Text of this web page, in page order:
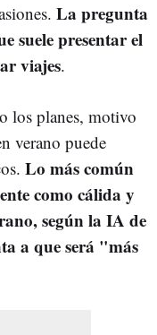
La pregunta
suele presentar el
viajes.
los planes, motivo
verano puede
Lo más común
como cálida y
según la IA de
a que será "más